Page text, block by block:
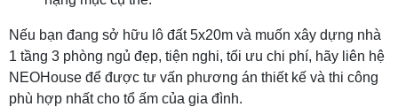
Nếu bạn đang sở hữu lô đất 5x20m và muốn xây dựng nhà
1 tầng 3 phòng ngủ đẹp, tiện nghi, tối ưu chi phí, hãy liên hệ
NEOHouse để được tư vấn phương án thiết kế và thi công
phù hợp nhất cho tổ ấm của gia đình.